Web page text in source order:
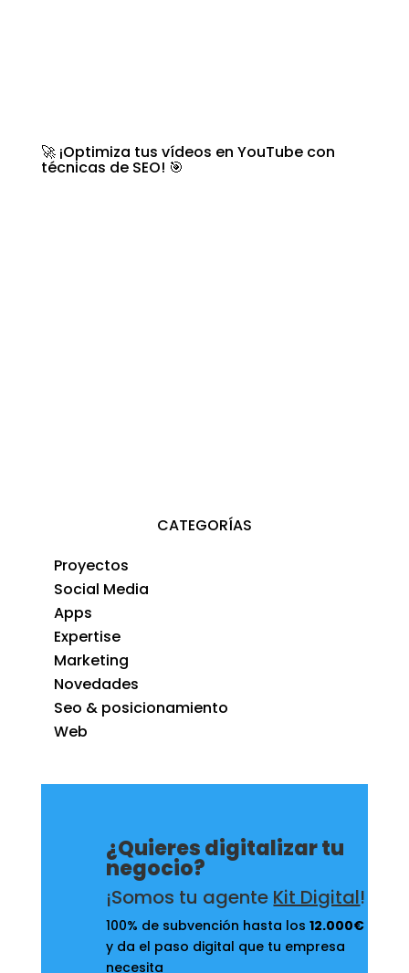
🚀 ¡Optimiza tus vídeos en YouTube con
técnicas de SEO! 🎯
CATEGORÍAS
Proyectos
Social Media
Apps
Expertise
Marketing
Novedades
Seo & posicionamiento
Web
¿Quieres digitalizar tu
negocio?
¡Somos tu agente Kit Digital!
100% de subvención hasta los12.000€
y da el paso digital que tu empresa
necesita